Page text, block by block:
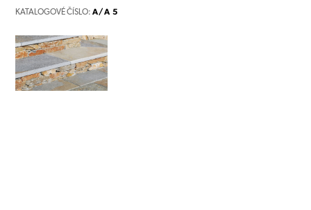
KATALOGOVÉ ČÍSLO:A/A 5